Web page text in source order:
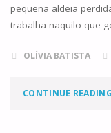
pequena aldeia
trabalha naquilo que
OLÍVIA BATISTA
CONTINUE READING